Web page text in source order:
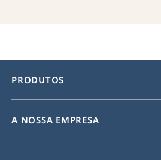
PRODUTOS
A NOSSA EMPRESA